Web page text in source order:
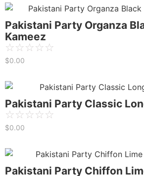
Pakistani Party Organza
Kameez
☆☆☆☆☆
$0.00
Pakistani Party Classic
☆☆☆☆☆
$0.00
Pakistani Party Chiffon